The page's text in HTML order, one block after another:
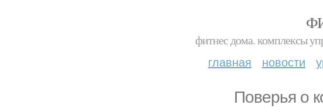
фитнес дома. комплексы
главная новости
Поверья о